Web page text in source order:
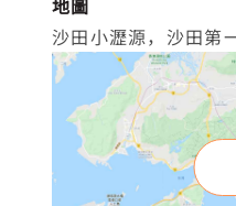
地圖
沙田小瀝源，沙田第